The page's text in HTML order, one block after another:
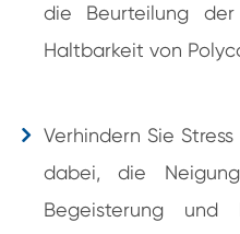
die Beurteilung
Haltbarkeit von
Verhindern Sie
dabei, die
Begeisterung und